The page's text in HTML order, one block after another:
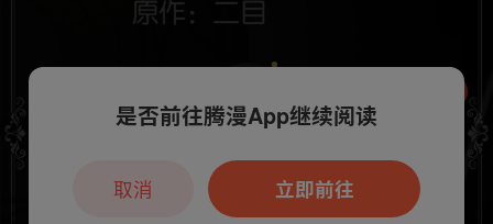
本章节仅支持App阅读，可打开App新用
户7天免费看
是否前往腾漫App继续阅读
立即前往
取消